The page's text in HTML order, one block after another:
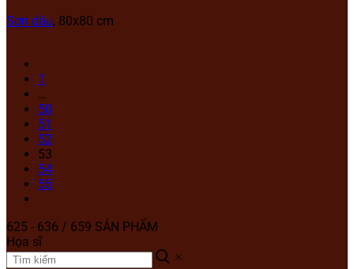
Sơn dầu, 80x80 cm
1
…
50
51
52
53
54
55
625 - 636 / 659 SẢN PHẨM
Họa sĩ